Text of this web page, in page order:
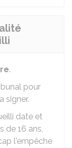
.
pour
signer.
date et
de 16 ans,
l'empêche